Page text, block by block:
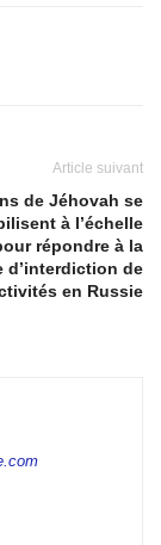
Article suivant
de Jéhovah se
à l’échelle
répondre à la
d’interdiction de
en Russie